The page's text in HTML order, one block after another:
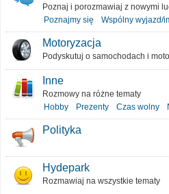
Poznaj i porozmawiaj z nowymi
Poznajmy się
Wspólny wyjazd/
Motoryzacja
Podyskutuj o samochodach i
Inne
Rozmowy na różne tematy
Hobby
Prezenty Czas wolny
Polityka
Hydepark
Rozmawiaj na wszystkie tematy